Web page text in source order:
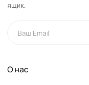
ящик.
О нас